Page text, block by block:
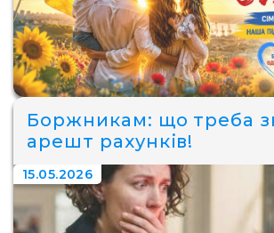
Боржникам: що треба
арешт рахунків!
15.05.2026